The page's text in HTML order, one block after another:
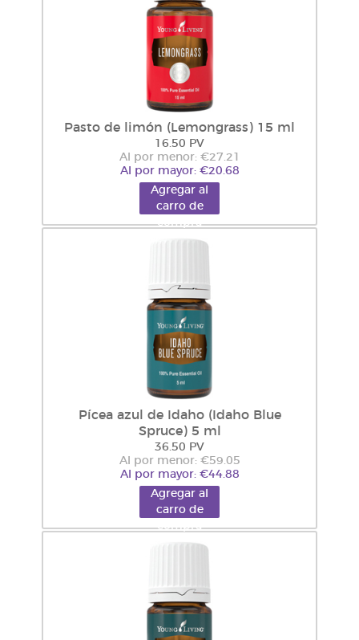
Pasto de limón (Lemongrass) 15 ml
16.50 PV
Al por menor: €27.21
Al por mayor: €20.68
Agregar al
carro de
compra
Pícea azul de Idaho (Idaho Blue
Spruce) 5 ml
36.50 PV
Al por menor: €59.05
Al por mayor: €44.88
Agregar al
carro de
compra